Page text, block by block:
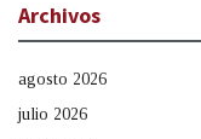
Archivos
agosto 2026
julio 2026